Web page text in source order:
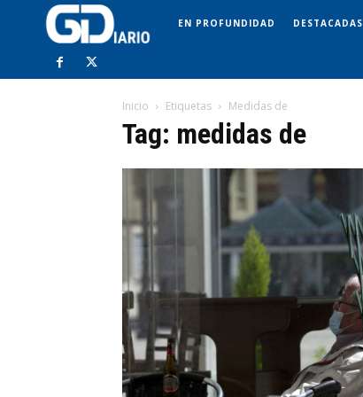
EN PROFUNDIDAD DESTACADAS
Inicio Etiquetas Medidas de
Tag: medidas de